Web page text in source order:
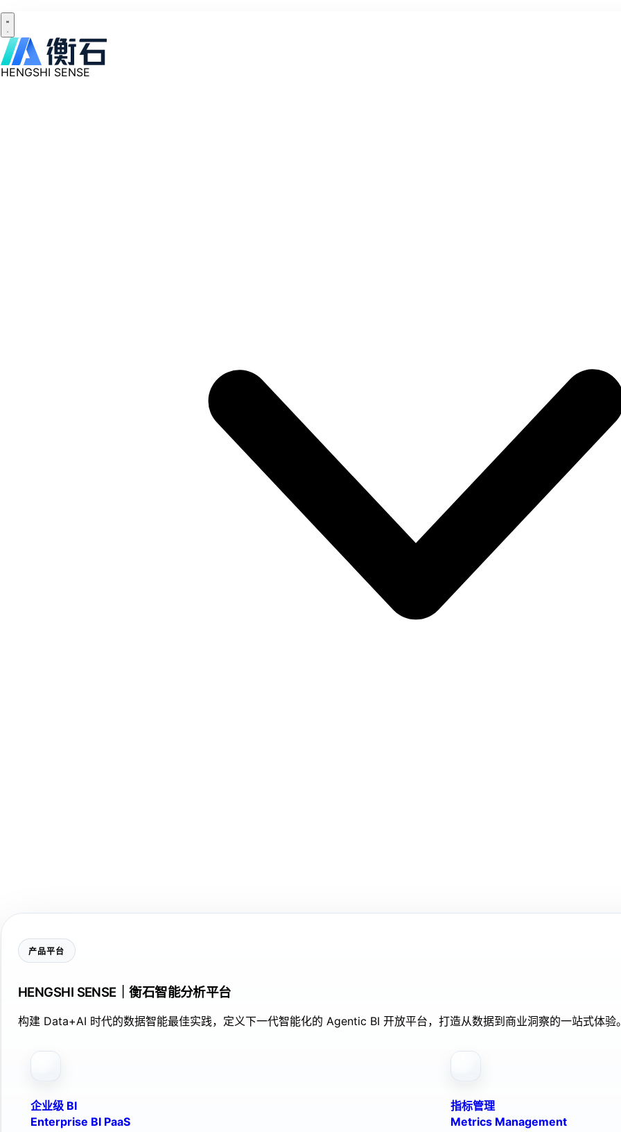
HENGSHI SENSE
产品平台
HENGSHI SENSE｜衡石智能分析平台
构建 Data+AI 时代的数据智能最佳实践，定义下一代智能化的 Agentic BI 开放平台，打造从数据到商业洞察的一站式体验
企业级 BI
Enterprise BI PaaS
指标管理
Metrics Management